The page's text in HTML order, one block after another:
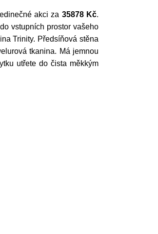
akci za 35878 Kč.
vstupních prostor vašeho
Trinity. Předsíňová stěna
tkanina. Má jemnou
utřete do čista měkkým